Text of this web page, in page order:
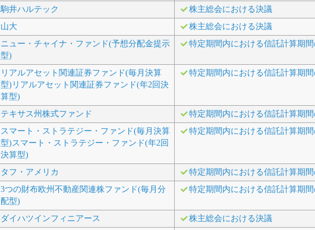
駒井ハルテック
株主総会における決議
山大
株主総会における決議
ニュー・チャイナ・ファンド(予想分配金提示
型)
特定期間内における信託計算期
リアルアセット関連証券ファンド(毎月決算
型)リアルアセット関連証券ファンド(年2回決
算型)
特定期間内における信託計算期
テキサス州株式ファンド
特定期間内における信託計算期
スマート・ストラテジー・ファンド(毎月決算
型)スマート・ストラテジー・ファンド(年2回
決算型)
特定期間内における信託計算期
タフ・アメリカ
特定期間内における信託計算期
3つの財布欧州不動産関連株ファンド(毎月分
配型)
特定期間内における信託計算期
ダイハツインフィニアース
株主総会における決議